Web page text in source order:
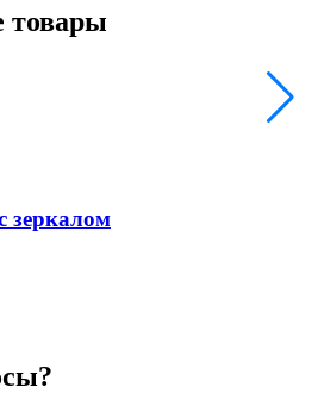
товары
зеркалом